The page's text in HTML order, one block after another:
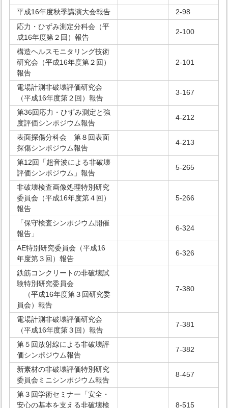
平成16年度秋季講演大会報告
2-98
応力・ひずみ測定分科会（平
成16年度第２回）報告
2-100
構造ヘルスモニタリング技術
研究会（平成16年度第２回）
報告
2-101
電場計測非破壊評価研究会
（平成16年度第２回）報告
3-167
第36回応力・ひずみ測定と強
度評価シンポジウム報告
4-212
表面探傷分科会 第８回表面
探傷シンポジウム報告
4-213
第12回「超音波による非破壊
評価シンポジウム」報告
5-265
非破壊検査画像処理特別研究
委員会（平成16年度第４回）
報告
5-266
「保守検査シンポジウム開催
報告」
6-324
AE特別研究委員会（平成16
年度第３回）報告
6-326
鉄筋コンクリートの非破壊試
験特別研究委員会
（平成16年度第３回研究委
員会）報告
7-380
電場計測非破壊評価研究会
（平成16年度第３回）報告
7-381
第５回放射線による非破壊評
価シンポジウム報告
7-382
新素材の非破壊評価特別研究
委員会ミニシンポジウム報告
8-457
第３回学術セミナー「安全・
安心の基本を支える非破壊検
8-515